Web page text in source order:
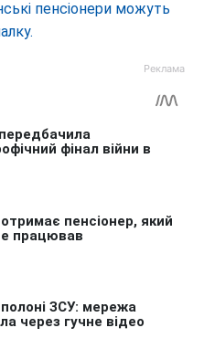
пенсіонери можуть